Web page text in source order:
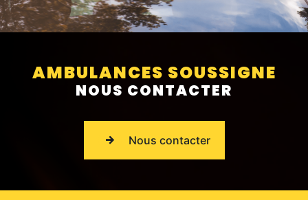
AMBULANCES SOUSSIGNE
NOUS CONTACTER
Nous contacter